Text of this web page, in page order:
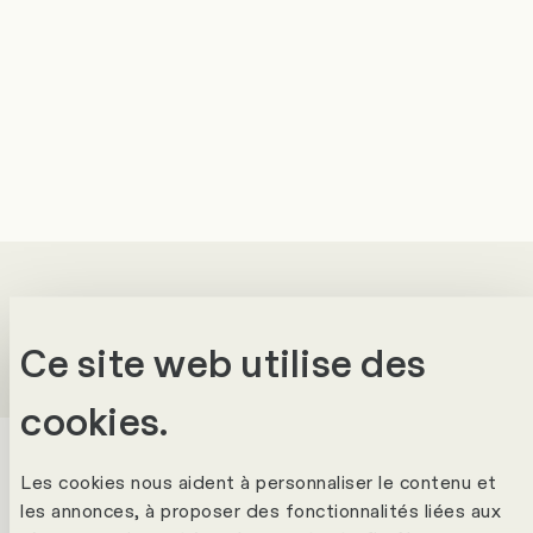
Ce site web utilise des
cookies.
Les cookies nous aident à personnaliser le contenu et
les annonces, à proposer des fonctionnalités liées aux
Success stories